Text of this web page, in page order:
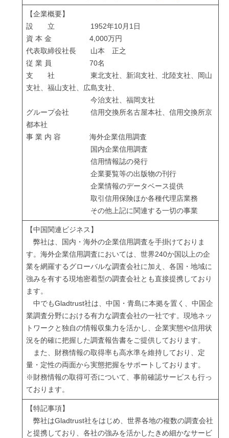
【企業概要】
設 立 1952年10月1日
資 本 金 4,000万円
代表取締役社長 山本 正之
従 業 員 70名
支 社 東北支社、新潟支社、北陸支社、岡山
支社、福山支社、広島支社、
今治支社、福岡支社
グループ会社 信用交換所名古屋本社、信用交換所京
都本社
事 業 内 容 海外企業信用調査
国内企業信用調査
信用情報誌の発行
企業要覧等の出版物の刊行
企業情報のデータベース提供
取引信用保険ほか各種代理店業務
その他上記に関連する一切の事業
【中国関連ビジネス】
弊社は、国内・海外の企業信用調査を手掛けておりま
す。海外企業信用調査においては、世界240か国以上の企
業を網羅するグローバルな調査会社に加え、各国・地域に
強みを有する現地密着型の調査会社とも直接提携しており
ます。
中でもGladtrust社は、中国・青島に本拠を置く、中国企
業調査分野における有力な調査会社の一社です。現地ネッ
トワークと独自の情報収集力を活かし、企業実態や信用状
況を的確に把握した調査報告書をご提供しております。
また、財務情報の取得率も高水準を維持しており、定
量・定性の両面から実態把握をサポートしております。
※財務情報の取得可否について、事前確認サービスも行っ
ております。
【特記事項】
弊社はGladtrust社をはじめ、世界各地の複数の調査会社
と提携しており、各社の強みを活かしたきめ細かなサービ